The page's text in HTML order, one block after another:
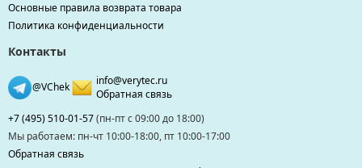
Основные правила возврата товара
Политика конфиденциальности
Контакты
@VChek
info@verytec.ru
Обратная связь
+7 (495) 510-01-57(пн-пт с 09:00 до 18:00)
Мы работаем: пн-чт 10:00-18:00, пт 10:00-17:00
Обратная связь